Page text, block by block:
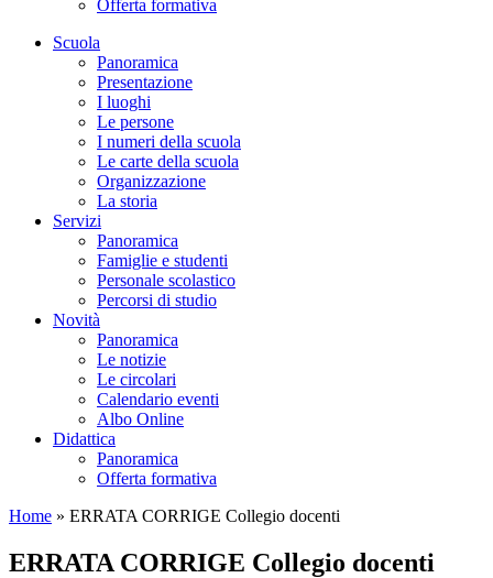
Offerta formativa
Scuola
Panoramica
Presentazione
I luoghi
Le persone
I numeri della scuola
Le carte della scuola
Organizzazione
La storia
Servizi
Panoramica
Famiglie e studenti
Personale scolastico
Percorsi di studio
Novità
Panoramica
Le notizie
Le circolari
Calendario eventi
Albo Online
Didattica
Panoramica
Offerta formativa
Home » ERRATA CORRIGE Collegio docenti
ERRATA CORRIGE Collegio docenti